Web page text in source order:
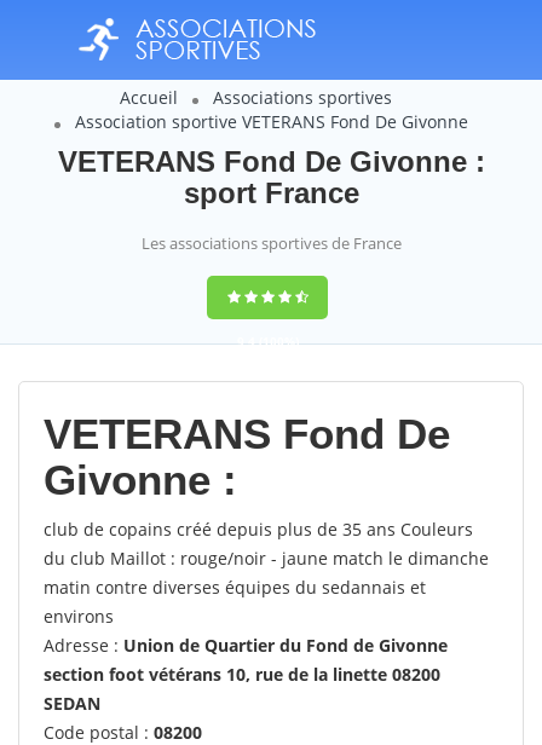
Accueil
Associations sportives
Association sportive VETERANS Fond De Givonne
VETERANS Fond De Givonne :
sport France
Les associations sportives de France
9,4(100%)
14358votes
VETERANS Fond De
Givonne :
club de copains créé depuis plus de 35 ans Couleurs
du club Maillot : rouge/noir - jaune match le dimanche
matin contre diverses équipes du sedannais et
environs
Adresse : Union de Quartier du Fond de Givonne
section foot vétérans 10, rue de la linette 08200
SEDAN
Code postal : 08200